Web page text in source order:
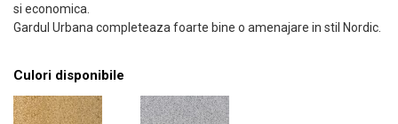
si economica.
Gardul Urbana completeaza foarte bine o amenajare in stil Nordic.
Culori disponibile